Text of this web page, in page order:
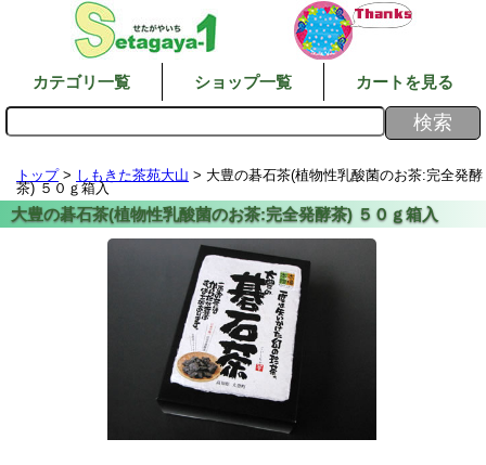
カテゴリ一覧 ショップ一覧 カートを見る
トップ> しもきた茶苑大山 > 大豊の碁石茶(植物性乳酸菌のお茶:完全発酵
茶) ５０ｇ箱入